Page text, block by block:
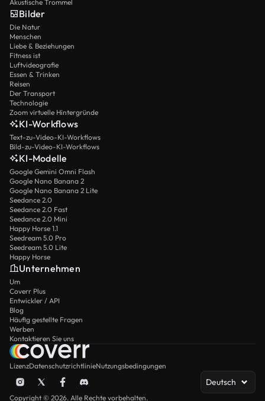
Akustische Trommel
Bilder
Die Natur
Menschen
Liebe & Beziehungen
Fitness ist
Luftvideografie
Essen & Trinken
Reisen
Der Transport
Technologie
Zoom virtuelle Hintergründe
KI-Workflows
Text-zu-Video-KI-Workflows
Bild-zu-Video-KI-Workflows
KI-Modelle
Google Gemini Omni Flash
Google Nano Banana 2
Google Nano Banana 2 Lite
Seedance 2.0
Seedance 2.0 Fast
Seedance 2.0 Mini
Happy Horse 1.1
Seedream 5.0 Pro
Seedream 5.0 Lite
Happy Horse
Unternehmen
Um
Coverr Plus
Entwickler / API
Blog
Häufig gestellte Fragen
Werben
Kontaktieren Sie uns
LizenzDatenschutzrichtlinieNutzungsbedingungen
Deutsch
Copyright © 2026. Alle Rechte vorbehalten.